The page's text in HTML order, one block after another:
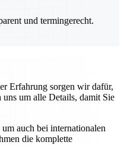
und termingerecht.
Erfahrung sorgen wir dafür,
um alle Details, damit Sie
auch bei internationalen
die komplette